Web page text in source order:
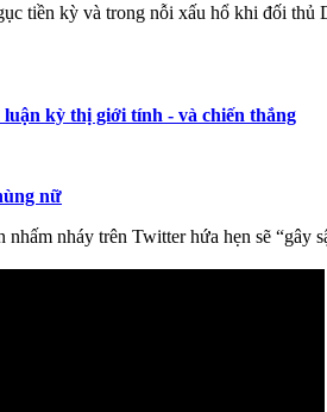
tiền kỳ và trong nỗi xấu hổ khi đối
kỳ thị giới tính - và chiến thắng
nữ
nháy trên Twitter hứa hẹn sẽ “gây